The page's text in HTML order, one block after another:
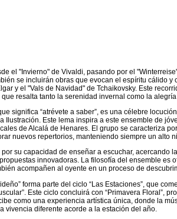
el "Invierno" de Vivaldi, pasando por el
se incluirán obras que evocan el espíritu cálido y
y el "Vals de Navidad" de Tchaikovsky. Este
resalta tanto la serenidad invernal como la
significa “atrévete a saber”, es una célebre
Ilustración. Este lema inspira a este ensemble de
de Alcalá de Henares. El grupo se caracteriza
nuevos repertorios, manteniendo siempre un alto
su capacidad de enseñar a escuchar, acercando
innovadoras. La filosofía del ensemble es
acompañen al oyente en un proceso de
forma parte del ciclo “Las Estaciones”, que
Este ciclo concluirá con “Primavera Floral”,
como una experiencia artística única, donde la
vivencia diferente acorde a la estación del año.